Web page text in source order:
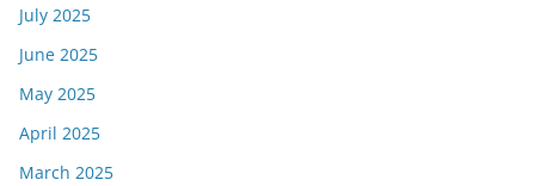
July 2025
June 2025
May 2025
April 2025
March 2025